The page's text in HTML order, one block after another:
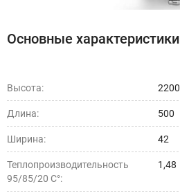
Основные характеристики
Высота: 2200
Длина: 500
Ширина: 42
Теплопроизводительность
95/85/20 С°:
1,48